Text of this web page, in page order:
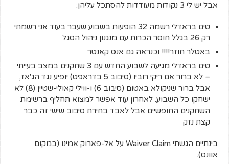
אבל יש לי 3 נקודות מעודדות להסתכל עליהן:
טים בראדלי רשמה 32 הופעות בשבוע שעבר בעוד אני רשמתי
רק 26 בגלל חוסר הכרות עם מנגנון ניהול הסגל
באטלר חוזר!!!! וכנראה גם אנס קאנטר
טים בראדלי מגיעה לשבוע החדש עם 3 שחקנים במצב בעייתי
– לא ברור אם ריקי רוביו (סיבוב 5 בדראפט) יופיע נגד הג'אז,
אבל ברור שניקולא באטום (סיבוב 6) ו-ווילי קאולי-שטיין (8) לא
ישחקו כל השבוע. לאחרון עוד אפשר למצוא תחליף ברשימת
השחקנים החופשיים אבל לאבד בחירת סיבוב שישי זה כבר
קצת נזק
בינתיים הגשתי Waiver Claim על אל-פארוק אמינו (במקום
אוונס).